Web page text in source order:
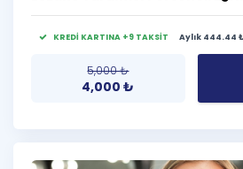
KREDİ KARTINA +9 TAKSİT Aylık 444.44
5,000₺
4,000₺